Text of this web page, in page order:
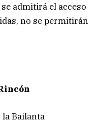
admitirá el acceso
no se permitirán
la Bailanta